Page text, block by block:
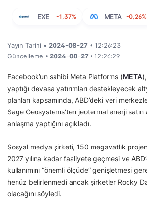
EXE -1,37% META -0,26%
Yayın Tarihi • 2024-08-27 • 12:26:23
Güncelleme • 2024-08-27 • 12:26:29
Facebook’un sahibi Meta Platforms (META
yaptığı devasa yatırımları destekleyecek
planları kapsamında, ABD’deki veri
Sage Geosystems’ten jeotermal enerji
anlaşma yaptığını açıkladı.
Sosyal medya şirketi, 150 megavatlık
2027 yılına kadar faaliyete geçmesi ve
kullanımını “önemli ölçüde” genişletmesi
henüz belirlenmedi ancak şirketler Rocky
olacağını söyledi.